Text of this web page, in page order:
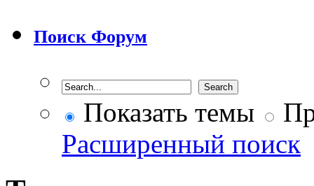
Поиск Форум
Показать темы
Расширенный поиск